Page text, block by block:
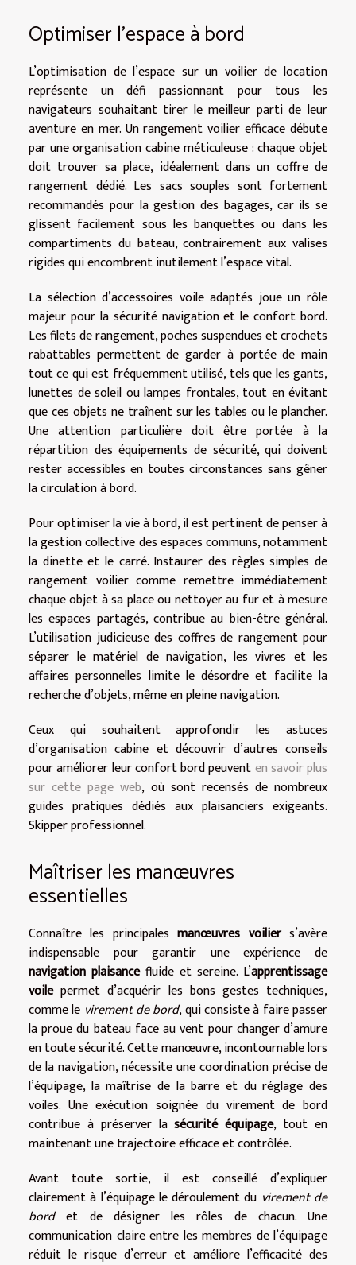
Optimiser l’espace à bord
L’optimisation de l’espace sur un voilier de location
représente un défi passionnant pour tous les
navigateurs souhaitant tirer le meilleur parti de leur
aventure en mer. Un rangement voilier efficace débute
par une organisation cabine méticuleuse : chaque objet
doit trouver sa place, idéalement dans un coffre de
rangement dédié. Les sacs souples sont fortement
recommandés pour la gestion des bagages, car ils se
glissent facilement sous les banquettes ou dans les
compartiments du bateau, contrairement aux valises
rigides qui encombrent inutilement l’espace vital.
La sélection d’accessoires voile adaptés joue un rôle
majeur pour la sécurité navigation et le confort bord.
Les filets de rangement, poches suspendues et crochets
rabattables permettent de garder à portée de main
tout ce qui est fréquemment utilisé, tels que les gants,
lunettes de soleil ou lampes frontales, tout en évitant
que ces objets ne traînent sur les tables ou le plancher.
Une attention particulière doit être portée à la
répartition des équipements de sécurité, qui doivent
rester accessibles en toutes circonstances sans gêner
la circulation à bord.
Pour optimiser la vie à bord, il est pertinent de penser à
la gestion collective des espaces communs, notamment
la dinette et le carré. Instaurer des règles simples de
rangement voilier comme remettre immédiatement
chaque objet à sa place ou nettoyer au fur et à mesure
les espaces partagés, contribue au bien-être général.
L’utilisation judicieuse des coffres de rangement pour
séparer le matériel de navigation, les vivres et les
affaires personnelles limite le désordre et facilite la
recherche d’objets, même en pleine navigation.
Ceux qui souhaitent approfondir les astuces
d’organisation cabine et découvrir d’autres conseils
pour améliorer leur confort bord peuventen savoir plus
sur cette page web, où sont recensés de nombreux
guides pratiques dédiés aux plaisanciers exigeants.
Skipper professionnel.
Maîtriser les manœuvres
essentielles
Connaître les principalesmanœuvres voiliers’avère
indispensable pour garantir une expérience de
navigation plaisancefluide et sereine. L’apprentissage
voilepermet d’acquérir les bons gestes techniques,
comme le virement de bord, qui consiste à faire passer
la proue du bateau face au vent pour changer d’amure
en toute sécurité. Cette manœuvre, incontournable lors
de la navigation, nécessite une coordination précise de
l’équipage, la maîtrise de la barre et du réglage des
voiles. Une exécution soignée du virement de bord
contribue à préserver lasécurité équipage, tout en
maintenant une trajectoire efficace et contrôlée.
Avant toute sortie, il est conseillé d’expliquer
clairement à l’équipage le déroulement du virement de
bordet de désigner les rôles de chacun. Une
communication claire entre les membres de l’équipage
réduit le risque d’erreur et améliore l’efficacité des